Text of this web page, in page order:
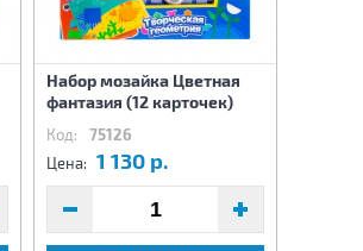
Набор мозайка Цветная
фантазия (12 карточек)
Код: 75126
Цена: 1 130 р.